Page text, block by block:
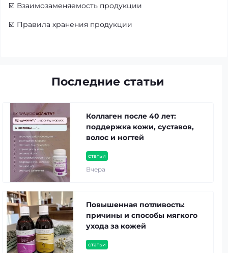
☑️ Взаимозаменяемость продукции
☑️ Правила хранения продукции
Последние статьи
статьи
Вчера
Коллаген после 40 лет:
поддержка кожи, суставов,
волос и ногтей
статьи
Повышенная потливость:
причины и способы мягкого
ухода за кожей